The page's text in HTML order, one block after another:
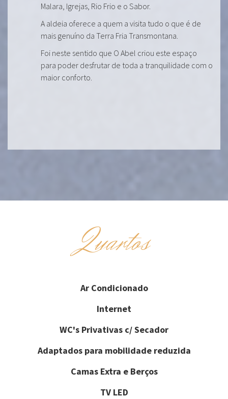
Malara, Igrejas, Rio Frio e o Sabor.
A aldeia oferece a quem a visita tudo o que é de
mais genuíno da Terra Fria Transmontana.
Foi neste sentido que O Abel criou este espaço
para poder desfrutar de toda a tranquilidade com o
maior conforto.
Quartos
Ar Condicionado
Internet
WC's Privativas c/ Secador
Adaptados para mobilidade reduzida
Camas Extra e Berços
TV LED